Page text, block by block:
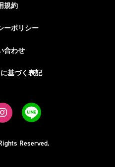
規約
ーポリシー
合わせ
基づく表記
Reserved.